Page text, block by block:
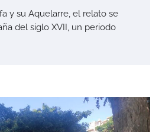
y su Aquelarre, el relato se
del siglo XVII, un periodo